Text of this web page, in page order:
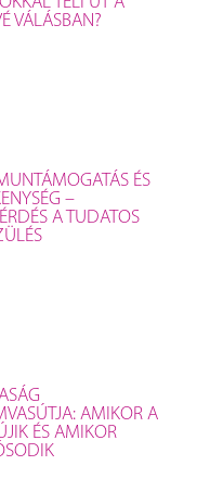
VÁLÁSBAN?
ÉS
–
A TUDATOS
AMIKOR A
ÉS AMIKOR